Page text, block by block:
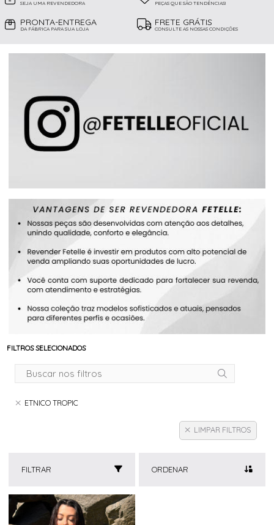
SEJA UMA REVENDEDORA PEÇAS QUE SÃO TENDÊNCIAS!
PRONTA-ENTREGA
DA FÁBRICA PARA SUA LOJA
FRETE GRÁTIS
CONSULTE AS NOSSAS CONDIÇÕES
FILTROS SELECIONADOS
ETNICO TROPIC
LIMPAR FILTROS
FILTRAR ORDENAR